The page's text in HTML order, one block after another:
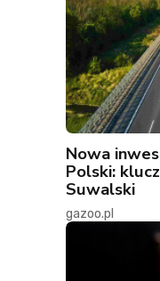
Nowa
Polski:
Suwalski
gazoo.pl